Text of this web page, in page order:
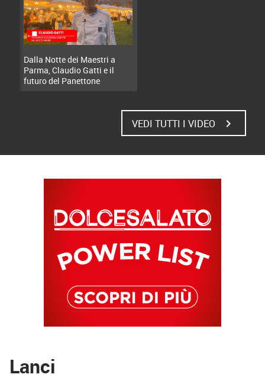
Dalla Notte dei Maestri a
Parma, Claudio Gatti e il
futuro del Panettone
VEDI TUTTI I VIDEO chevron_right
Lanci